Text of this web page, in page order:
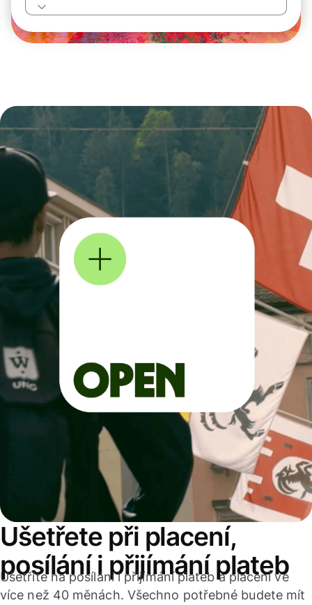
Ušetřete při placení,
posílání i přijímání plateb
Ušetříte na posílání i přijímání plateb a placení ve
více než 40 měnách. Všechno potřebné budete mít